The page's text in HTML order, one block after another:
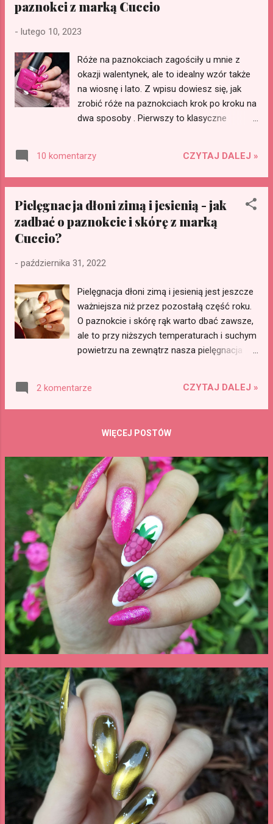
paznokci z marką Cuccio
- lutego 10, 2023
Róże na paznokciach zagościły u mnie z
okazji walentynek, ale to idealny wzór także
na wiosnę i lato. Z wpisu dowiesz się, jak
zrobić róże na paznokciach krok po kroku na
dwa sposoby . Pierwszy to klasyczne
Wpis powstał z miłości do paznokci dzięki
współpracy komercyjnej z marką Cuccio .
zostały w całości wykonane lakierami tej
marki.
10 komentarzy CZYTAJ DALEJ »
Pielęgnacja dłoni zimą i jesienią - jak
zadbać o paznokcie i skórę z marką
Cuccio?
- października 31, 2022
Pielęgnacja dłoni zimą i jesienią jest jeszcze
ważniejsza niż przez pozostałą część roku.
O paznokcie i skórę rąk warto dbać zawsze,
ale to przy niższych temperaturach i suchym
powietrzu na zewnątrz nasza pielęgnacja
Wami dzięki współpracy komercyjnej z
marką Cuccio .
2 komentarze CZYTAJ DALEJ »
WIĘCEJ POSTÓW